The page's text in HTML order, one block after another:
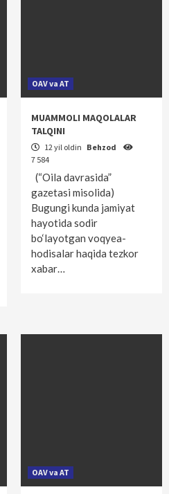
OAV va AT
MUAMMOLI MAQOLALAR
TALQINI
12 yil oldin Behzod
7 584
(“Oila davrasida”
gazetasi misolida)
Bugungi kunda jamiyat
hayotida sodir
bo‘layotgan voqyea-
hodisalar haqida tezkor
xabar…
OAV va AT